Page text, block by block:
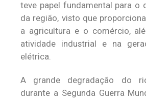
teve papel fundamental para o
da região, visto que
a agricultura e o comércio,
atividade industrial e na
elétrica.
A grande degradação do
durante a Segunda Guerra